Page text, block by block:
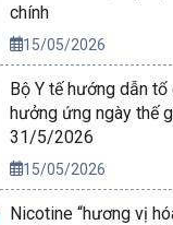
chính
15/05/2026
Bộ Y tế hướng dẫn
hưởng ứng ngày thế
31/5/2026
15/05/2026
Nicotine “hương vị